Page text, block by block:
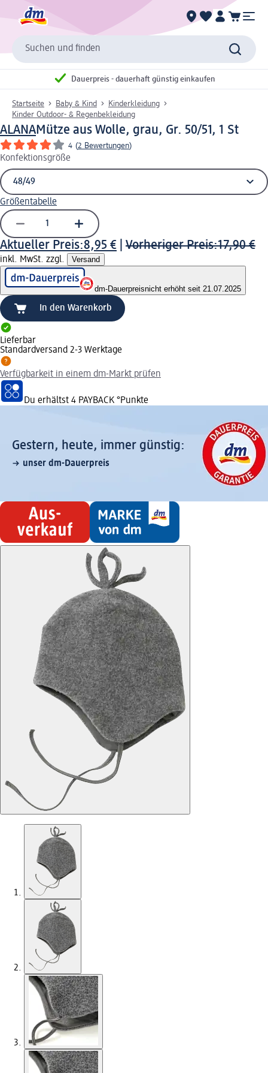
Suchen und finden
Dauerpreis - dauerhaft günstig einkaufen
Startseite Baby & Kind
Kinderkleidung
Kinder Outdoor- & Regenbekleidung
ALANAMütze aus Wolle, grau, Gr. 50/51, 1 St
4 (2 Bewertungen)
Konfektionsgröße
Größentabelle
Aktueller Preis:8,95 € Vorheriger Preis:17,90 €
inkl. MwSt. zzgl. Versand
dm-Dauerpreisnicht erhöht seit 21.07.2025
In den Warenkorb
Lieferbar
Standardversand 2-3 Werktage
Verfügbarkeit in einem dm-Markt prüfen
Du erhältst 4 PAYBACK °Punkte
Gestern, heute, immer günstig:
unser dm-Dauerpreis